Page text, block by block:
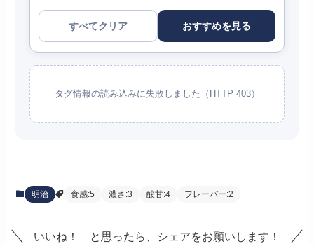
すべてクリア おすすめを見る
タグ情報の読み込みに失敗しました（HTTP 403）
明治 食感:5 濃さ:3 酸甘:4 フレーバー:2
いいね！ と思ったら、シェアをお願いします！